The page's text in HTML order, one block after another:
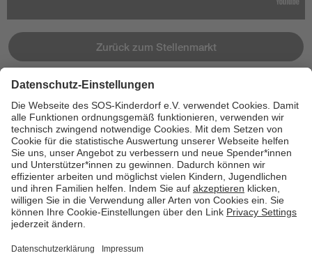
Zurück zum Stellenmarkt
Jetzt bewerben